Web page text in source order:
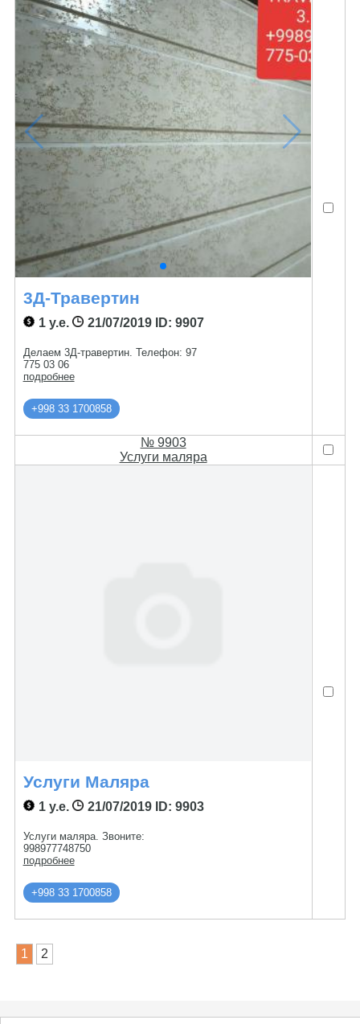
3Д-Травертин
1 у.е. 21/07/2019ID: 9907
Делаем 3Д-травертин. Телефон: 97
775 03 06
подробнее
+998 33 1700858
№ 9903
Услуги маляра
Услуги Маляра
1 у.е. 21/07/2019ID: 9903
Услуги маляра. Звоните:
998977748750
подробнее
+998 33 1700858
1 2